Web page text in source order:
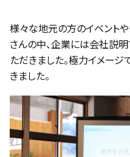
様々な地元の方のイベント
さんの中、企業には会社説
ただきました。極力イメー
きました。